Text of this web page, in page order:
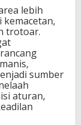
lebih
trotoar.
sumber
aturan,